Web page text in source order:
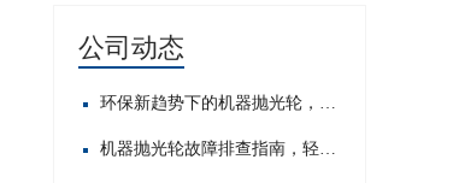
公司动态
环保新趋势下的机器抛光轮，发展前景如何？
机器抛光轮故障排查指南，轻松应对常见问题​